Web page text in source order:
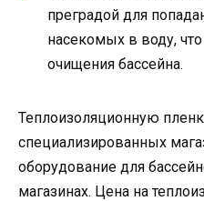
преградой для
насекомых в воду,
очищения бассейна.
Теплоизоляционную
специализированных
оборудование для
магазинах. Цена на